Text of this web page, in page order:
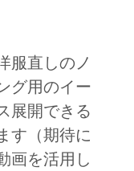
服直しのノ
グ用のイー
展開できる
す（期待に
画を活用し